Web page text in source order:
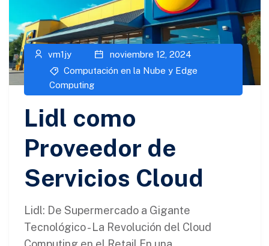
vm1jy
noviembre 12, 2024
Computación en la Nube y Edge
Computing
Lidl como
Proveedor de
Servicios Cloud
Lidl: De Supermercado a Gigante
Tecnológico - La Revolución del Cloud